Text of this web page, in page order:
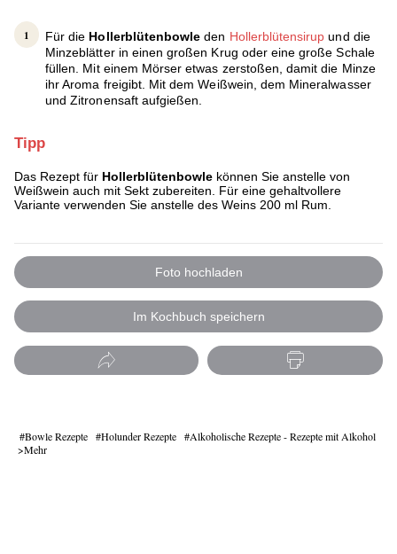
Für die Hollerblütenbowle den Hollerblütensirupund die
Minzeblätter in einen großen Krug oder eine große Schale
füllen. Mit einem Mörser etwas zerstoßen, damit die Minze
ihr Aroma freigibt. Mit dem Weißwein, dem Mineralwasser
und Zitronensaft aufgießen.
Tipp
Das Rezept für Hollerblütenbowle können Sie anstelle von
Weißwein auch mit Sekt zubereiten. Für eine gehaltvollere
Variante verwenden Sie anstelle des Weins 200 ml Rum.
Foto hochladen
Im Kochbuch speichern
Bowle Rezepte Holunder Rezepte
Alkoholische Rezepte - Rezepte mit Alkohol
Mehr